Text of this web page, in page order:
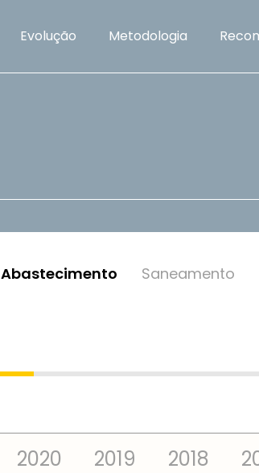
Evolução Metodologia
Abastecimento Saneamento
2020 2019 2018